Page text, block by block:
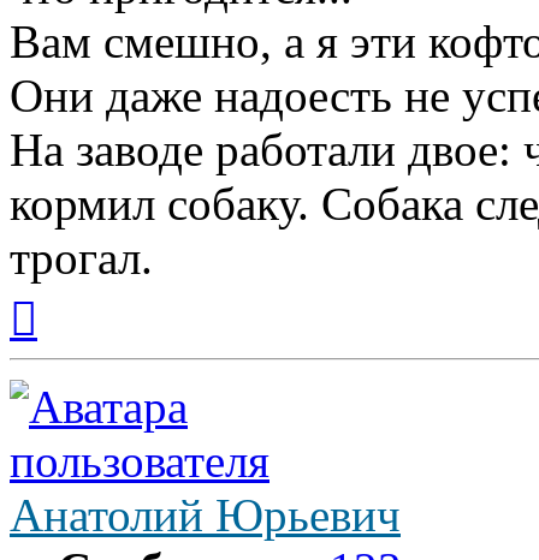
Вам смешно, а я эти
Они даже надоесть не
На заводе работали двое:
кормил собаку. Собака
трогал.
началу
Анатолий Юрьевич